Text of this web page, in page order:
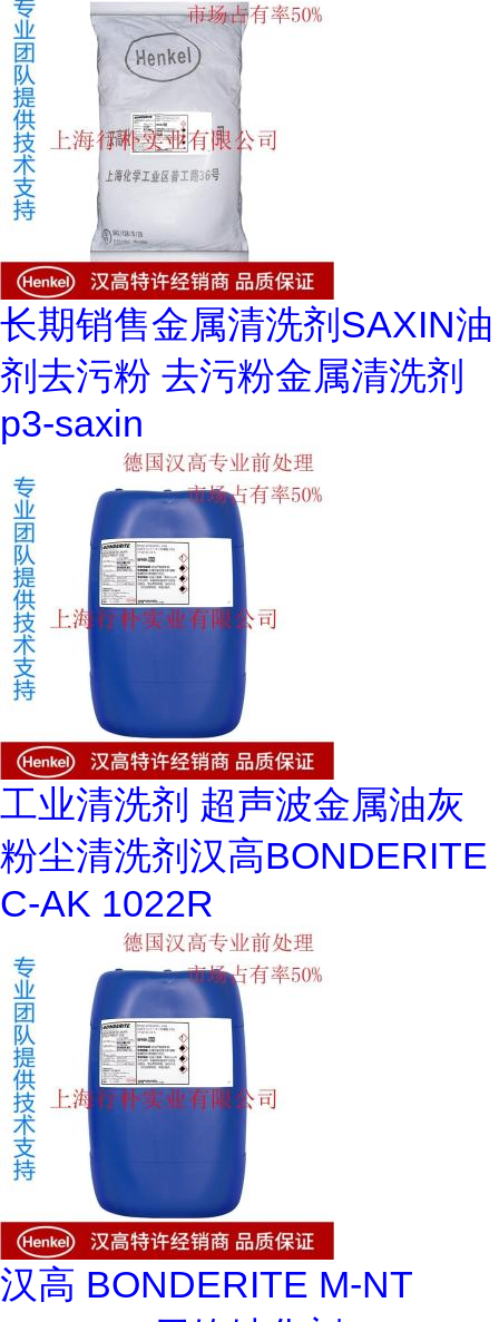
长期销售金属清洗剂SAXIN油
剂去污粉 去污粉金属清洗剂
p3-saxin
工业清洗剂 超声波金属油灰
粉尘清洗剂汉高BONDERITE
C-AK 1022R
汉高 BONDERITE M-NT